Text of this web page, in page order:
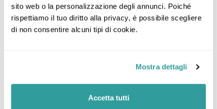
sito web o la personalizzazione degli annunci. Poiché
rispettiamo il tuo diritto alla privacy, è possibile scegliere
di non consentire alcuni tipi di cookie.
Mostra dettagli
Accetta tutti
Giorno 7: Nizwa, Muscat
La quota comprende: